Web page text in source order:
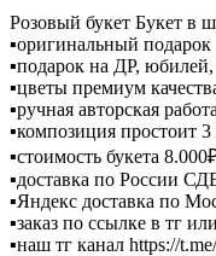
Розовый букет Букет в
▪️оригинальный подарок
▪️подарок на ДР, юбилей,
▪️цветы премиум
▪️ручная авторская работа
▪️композиция простоит 3
▪️стоимость букета
▪️доставка по России
▪️Яндекс доставка по
▪️заказ по ссылке в тг
▪️наш тг канал https://